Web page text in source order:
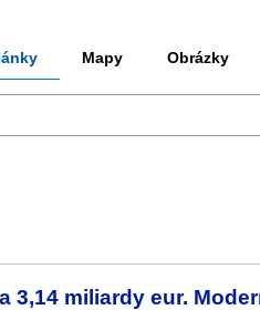
Mapy Obrázky
3,14 miliardy eur.